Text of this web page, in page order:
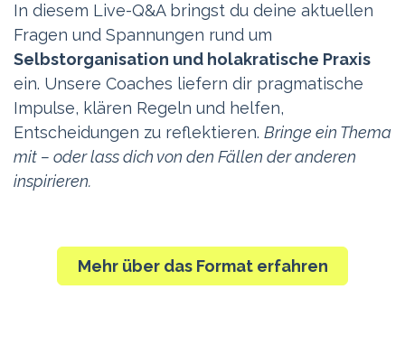
In diesem Live-Q&A bringst du deine aktuellen
Fragen und Spannungen rund um
Selbstorganisation und holakratische Praxis
ein. Unsere Coaches liefern dir pragmatische
Impulse, klären Regeln und helfen,
Entscheidungen zu reflektieren. Bringe ein Thema
mit – oder lass dich von den Fällen der anderen
inspirieren.
Mehr über das Format erfahren